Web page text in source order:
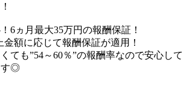
6ヵ月最大35万円の報酬保証！
金額に応じて報酬保証が適用！
ても”54～60％”の報酬率なので安心して
す◎